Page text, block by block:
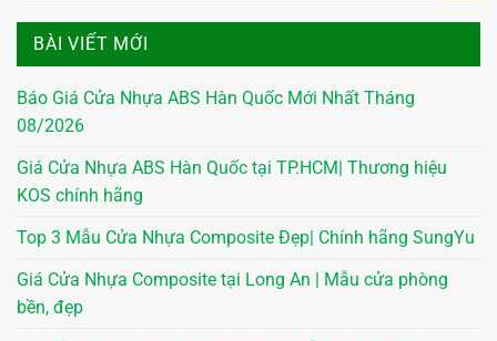
BÀI VIẾT MỚI
Báo Giá Cửa Nhựa ABS Hàn Quốc Mới Nhất Tháng
08/2026
Giá Cửa Nhựa ABS Hàn Quốc tại TP.HCM| Thương hiệu
KOS chính hãng
Top 3 Mẫu Cửa Nhựa Composite Đẹp| Chính hãng SungYu
Giá Cửa Nhựa Composite tại Long An | Mẫu cửa phòng
bền, đẹp